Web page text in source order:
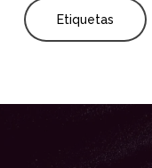
Etiquetas